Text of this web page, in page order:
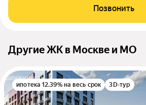
Позвонить
Другие ЖК в Москве и МО
ипотека 12.39% на весь срок 3D-тур